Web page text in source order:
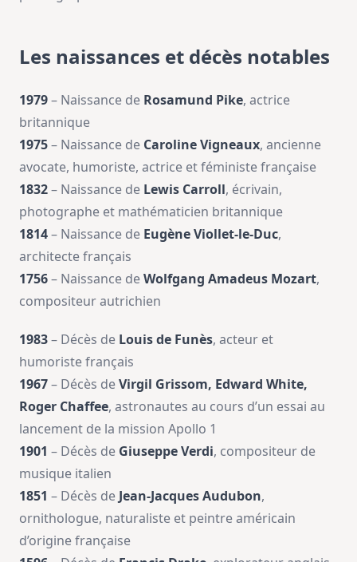
Les naissances et décès notables
1979– Naissance de Rosamund Pike, actrice
britannique
1975– Naissance de Caroline Vigneaux, ancienne
avocate, humoriste, actrice et féministe française
1832– Naissance de Lewis Carroll, écrivain,
photographe et mathématicien britannique
1814– Naissance de Eugène Viollet-le-Duc,
architecte français
1756– Naissance deWolfgang Amadeus Mozart,
compositeur autrichien
1983– Décès de Louis de Funès, acteur et
humoriste français
1967– Décès deVirgil Grissom, Edward White,
Roger Chaffee, astronautes au cours d’un essai au
lancement de la mission Apollo 1
1901 – Décès de Giuseppe Verdi, compositeur de
musique italien
1851 – Décès de Jean-Jacques Audubon,
ornithologue, naturaliste et peintre américain
d’origine française